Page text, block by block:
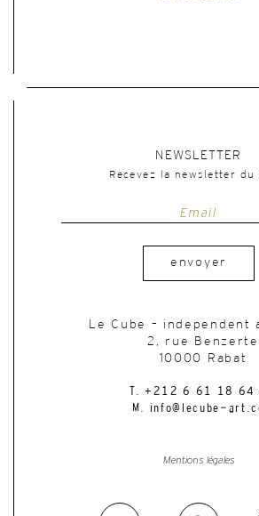
NEWSLETTER
Recevez la newsletter du
envoyer
Le Cube – independent
2, rue Benzerte
10000 Rabat
T. +212 6 61 18 64
M. info@lecube-
Mentions légales